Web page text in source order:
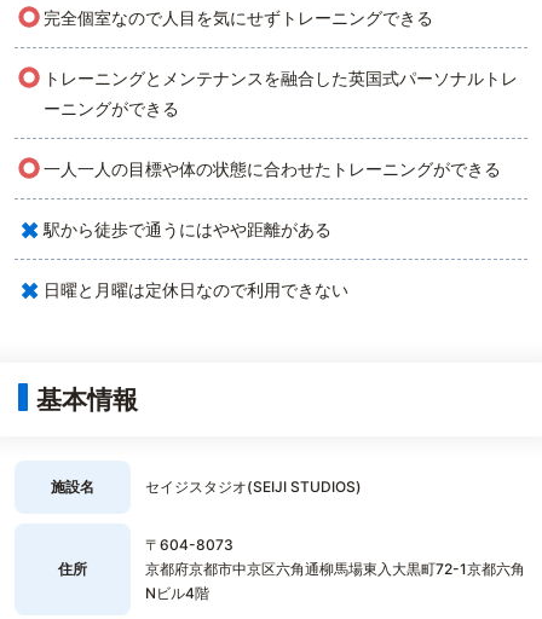
○ 完全個室なので人目を気にせずトレーニングできる
○ トレーニングとメンテナンスを融合した英国式パーソナルトレ
ーニングができる
○一人一人の目標や体の状態に合わせたトレーニングができる
× 駅から徒歩で通うにはやや距離がある
× 日曜と月曜は定休日なので利用できない
基本情報
施設名 セイジスタジオ(SEIJI STUDIOS)
住所
〒604-8073
京都府京都市中京区六角通柳馬場東入大黒町72-1京都六角
Nビル4階